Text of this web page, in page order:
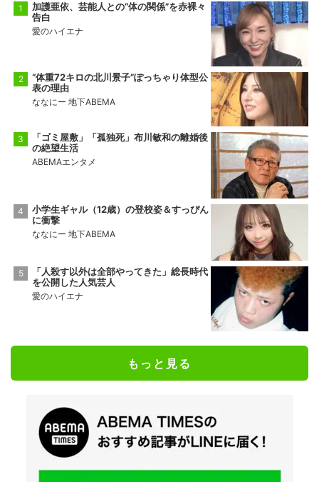
加護亜依、芸能人との“体の関係”を赤裸々
告白
愛のハイエナ
“体重72キロの北川景子”ぽっちゃり体型公
表の理由
ななにー 地下ABEMA
「ゴミ屋敷」「孤独死」布川敏和の離婚後
の絶望生活
ABEMAエンタメ
小学生ギャル（12歳）の登校姿＆すっぴん
に衝撃
ななにー 地下ABEMA
「人殺す以外は全部やってきた」総長時代
を公開した人気芸人
愛のハイエナ
もっと見る